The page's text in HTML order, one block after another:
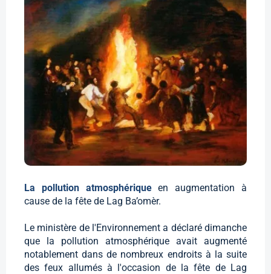
La pollution atmosphériqueen augmentation à
cause de la fête de Lag Ba’omèr.
Le ministère de l'Environnement a déclaré dimanche
que la pollution atmosphérique avait augmenté
notablement dans de nombreux endroits à la suite
des feux allumés à l'occasion de la fête de Lag